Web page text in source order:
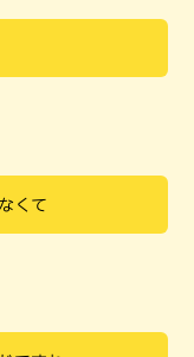
くて